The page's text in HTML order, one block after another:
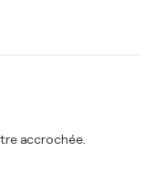
accrochée.